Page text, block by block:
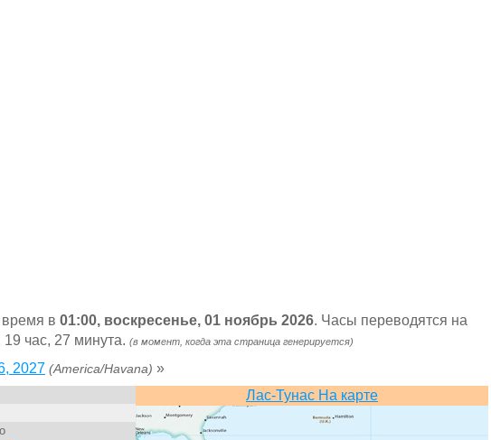
в 01:00, воскресенье, 01 ноябрь 2026. Часы переводятся на
час, 27 минута. (в момент, когда эта страница генерируется)
2027 (America/Havana) »
Лас-Тунас На карте